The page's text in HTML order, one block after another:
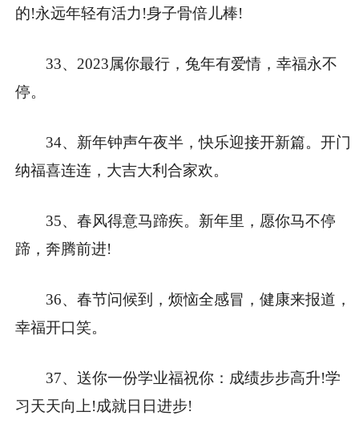
的!永远年轻有活力!身子骨倍儿棒!
33、2023属你最行，兔年有爱情，幸福永不
停。
34、新年钟声午夜半，快乐迎接开新篇。开门
纳福喜连连，大吉大利合家欢。
35、春风得意马蹄疾。新年里，愿你马不停
蹄，奔腾前进!
36、春节问候到，烦恼全感冒，健康来报道，
幸福开口笑。
37、送你一份学业福祝你：成绩步步高升!学
习天天向上!成就日日进步!